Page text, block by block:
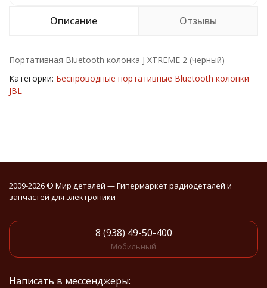
Описание Отзывы
Портативная Bluetooth колонка J XTREME 2 (черный)
Категории: Беспроводные портативные Bluetooth колонки
JBL
2009-2026 © Мир деталей — Гипермаркет радиодеталей и
запчастей для электроники
8 (938) 49-50-400
Мобильный
Написать в мессенджеры: